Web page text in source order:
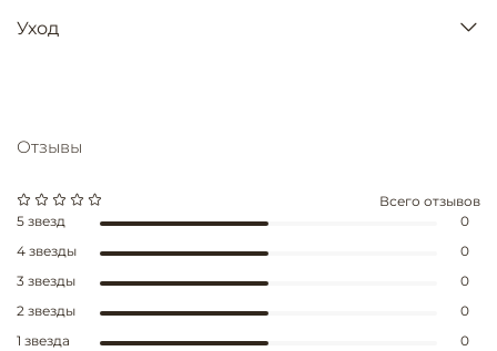
Уход
Отзывы
Всего отзывов
5 звезд
0
4 звезды
0
3 звезды
0
2 звезды
0
1 звезда
0